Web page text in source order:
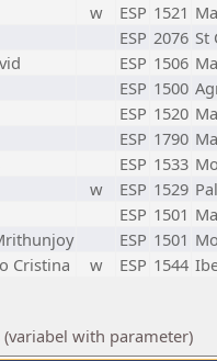
w ESP 1521
ESP 2076 St
ESP 1506
ESP 1500
ESP 1520
ESP 1790
ESP 1533
w ESP 1529
ESP 1501
ESP 1501
Cristina w ESP 1544
(variabel with parameter)